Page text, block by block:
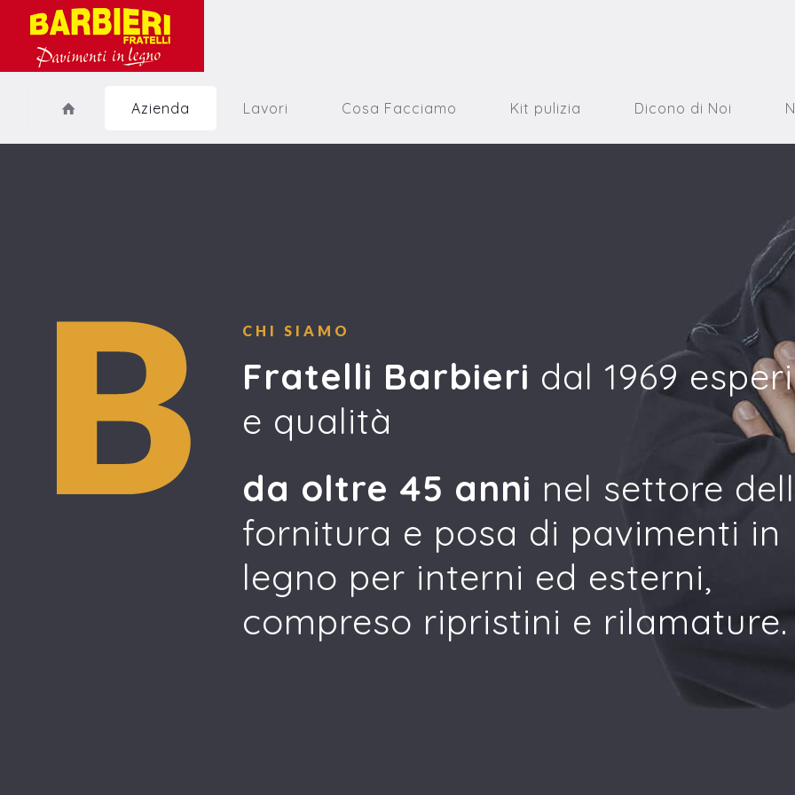
Azienda Lavori Cosa Facciamo Kit pulizia Dicono di Noi
CHI SIAMO
Fratelli Barbieri dal 1969
e qualità
da oltre 45 anni nel settore
fornitura e posa di pavimenti in
legno per interni ed esterni,
compreso ripristini e rilamature.